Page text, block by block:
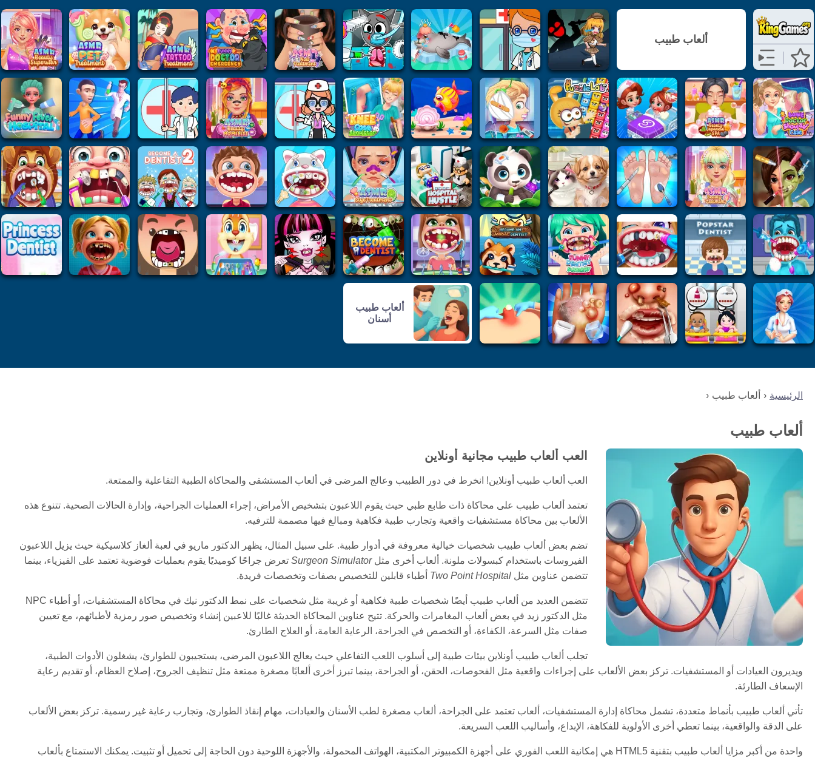
الرئيسية ألعاب طبيب
ألعاب طبيب
العب ألعاب طبيب مجانية أونلاين
العب ألعاب طبيب أونلاين! انخرط في دور الطبيب وعالج المرضى في ألعاب المستشفى والمحاكاة الطبية التفاعلية والممتعة.
تعتمد ألعاب طبيب على محاكاة ذات طابع طبي حيث يقوم اللاعبون بتشخيص الأمراض، إجراء العمليات الجراحية، وإدارة الحالات الصحية. تتنوع هذه
الألعاب بين محاكاة مستشفيات واقعية وتجارب طبية فكاهية ومبالغ فيها مصممة للترفيه.
تضم بعض ألعاب طبيب شخصيات خيالية معروفة في أدوار طبية. على سبيل المثال، يظهر الدكتور ماريو في لعبة ألغاز كلاسيكية حيث يزيل اللاعبون
الفيروسات باستخدام كبسولات ملونة. ألعاب أخرى مثلSurgeon Simulator تعرض جراحًا كوميديًا يقوم بعمليات فوضوية تعتمد على الفيزياء، بينما
تتضمن عناوين مثل Two Point Hospital أطباء قابلين للتخصيص بصفات وتخصصات فريدة.
تتضمن العديد من ألعاب طبيب أيضًا شخصيات طبية فكاهية أو غريبة مثل شخصيات على نمط الدكتور نيك في محاكاة المستشفيات، أو أطباء NPC
مثل الدكتور زيد في بعض ألعاب المغامرات والحركة. تتيح عناوين المحاكاة الحديثة غالبًا للاعبين إنشاء وتخصيص صور رمزية لأطبائهم، مع تعيين
صفات مثل السرعة، الكفاءة، أو التخصص في الجراحة، الرعاية العامة، أو العلاج الطارئ.
تجلب ألعاب طبيب أونلاين بيئات طبية إلى أسلوب اللعب التفاعلي حيث يعالج اللاعبون المرضى، يستجيبون للطوارئ، يشغلون الأدوات الطبية،
ويديرون العيادات أو المستشفيات. تركز بعض الألعاب على إجراءات واقعية مثل الفحوصات، الحقن، أو الجراحة، بينما تبرز أخرى ألعابًا مصغرة ممتعة مثل تنظيف الجروح، إصلاح العظام، أو تقديم رعاية
الإسعاف الطارئة.
تأتي ألعاب طبيب بأنماط متعددة، تشمل محاكاة إدارة المستشفيات، ألعاب تعتمد على الجراحة، ألعاب مصغرة لطب الأسنان والعيادات، مهام إنقاذ الطوارئ، وتجارب رعاية غير رسمية. تركز بعض الألعاب
على الدقة والواقعية، بينما تعطي أخرى الأولوية للفكاهة، الإبداع، وأساليب اللعب السريعة.
واحدة من أكبر مزايا ألعاب طبيب بتقنية HTML5 هي إمكانية اللعب الفوري على أجهزة الكمبيوتر المكتبية، الهواتف المحمولة، والأجهزة اللوحية دون الحاجة إلى تحميل أو تثبيت. يمكنك الاستمتاع بألعاب
ألعاب طبيب
ألعاب طبيب
أسنان